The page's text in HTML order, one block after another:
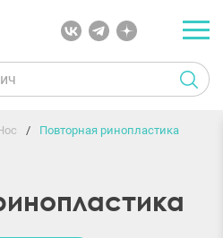
Повторная ринопластика